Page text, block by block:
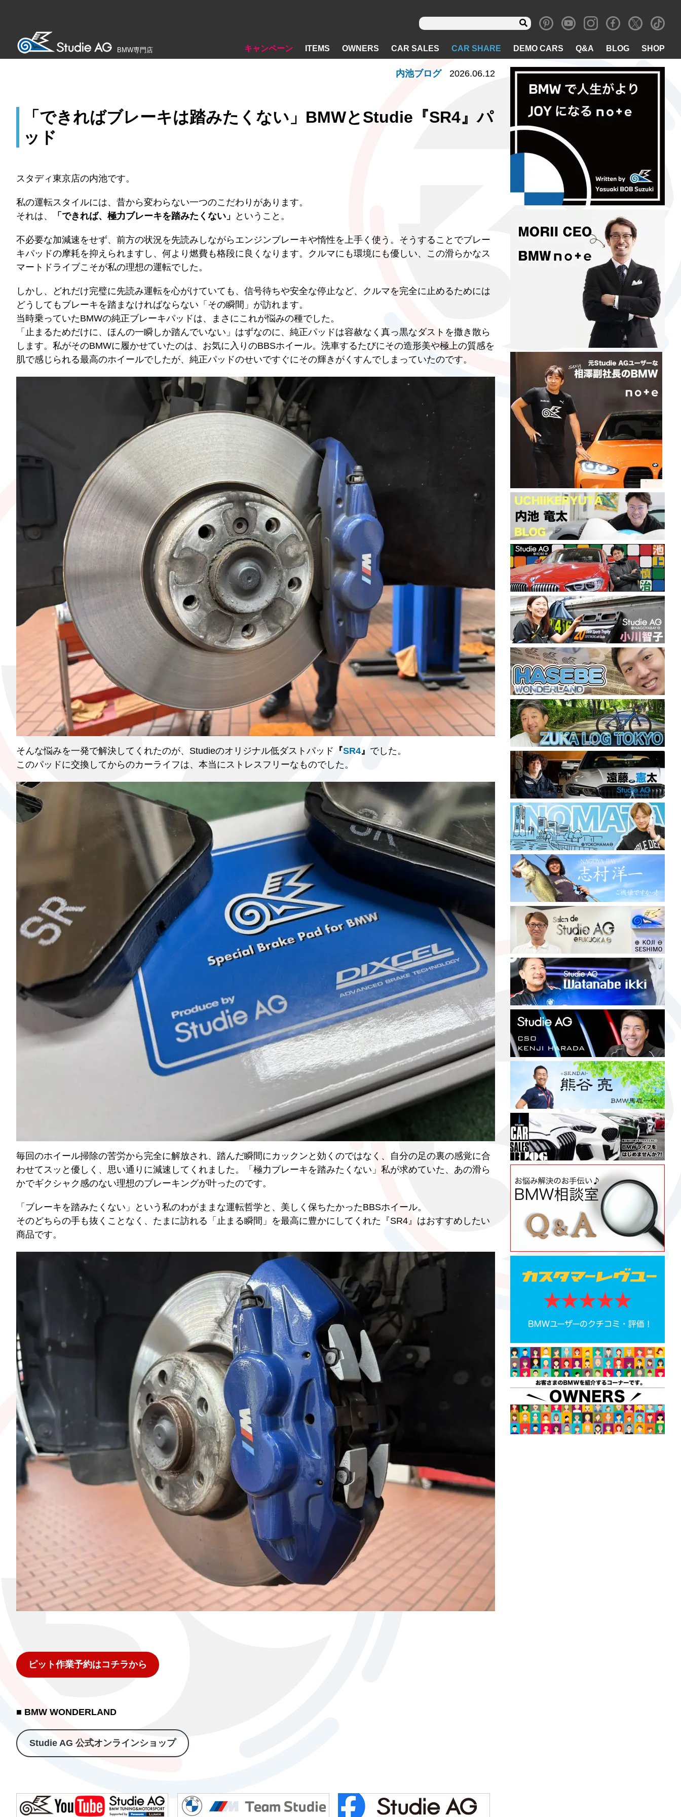
BMW専門店 キャンペーン ITEMS OWNERS CAR SALES CAR SHARE DEMO CARS Q&A BLOG SHOP
「できればブレーキは踏みたくない」BMWとStudie『SR4』パ
ッド
内池ブログ 2026.06.12
スタディ東京店の内池です。
私の運転スタイルには、昔から変わらない一つのこだわりがあります。
それは、
「できれば、極力ブレーキを踏みたくない」 ということ。
不必要な加減速をせず、前方の状況を先読みしながらエンジンブレーキや惰性を上手く使う。そうすることでブレー
キパッドの摩耗を抑えられますし、何より燃費も格段に良くなります。クルマにも環境にも優しい、この滑らかなス
マートドライブこそが私の理想の運転でした。
しかし、どれだけ完璧に先読み運転を心がけていても、信号待ちや安全な停止など、クルマを完全に止めるためには
どうしてもブレーキを踏まなければならない「その瞬間」が訪れます。
当時乗っていたBMWの純正ブレーキパッドは、まさにこれが悩みの種でした。
「止まるためだけに、ほんの一瞬しか踏んでいない」はずなのに、純正パッドは容赦なく真っ黒なダストを撒き散ら
します。私がそのBMWに履かせていたのは、お気に入りのBBSホイール。洗車するたびにその造形美や極上の質感を
肌で感じられる最高のホイールでしたが、純正パッドのせいですぐにその輝きがくすんでしまっていたのです。
そんな悩みを一発で解決してくれたのが、Studieのオリジナル低ダストパッド 『SR4』 でした。
このパッドに交換してからのカーライフは、本当にストレスフリーなものでした。
毎回のホイール掃除の苦労から完全に解放され、踏んだ瞬間にカックンと効くのではなく、自分の足の裏の感覚に合
わせてスッと優しく、思い通りに減速してくれました。「極力ブレーキを踏みたくない」私が求めていた、あの滑ら
かでギクシャク感のない理想のブレーキングが叶ったのです。
「ブレーキを踏みたくない」という私のわがままな運転哲学と、美しく保ちたかったBBSホイール。
そのどちらの手も抜くことなく、たまに訪れる「止まる瞬間」を最高に豊かにしてくれた『SR4』はおすすめしたい
商品です。
ピット作業予約はコチラから
■ BMW WONDERLAND
Studie AG 公式オンラインショップ